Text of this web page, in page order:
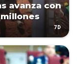
avanza con
7D